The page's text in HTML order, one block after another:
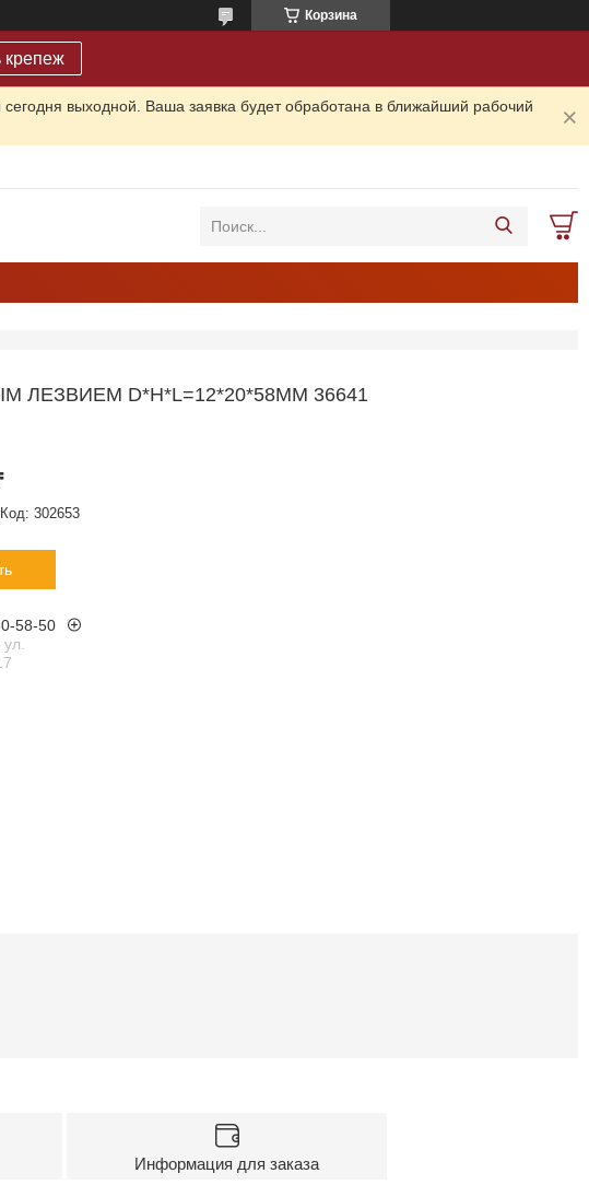
Корзина
крепеж
выходной. Ваша заявка будет обработана в ближайший рабочий
D*H*L=12*20*58ММ 36641
Код: 302653
58-50
Информация для заказа